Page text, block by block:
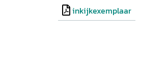
van Joden in het algemeen
meemaakt.' - Evert van der
inkijkexemplaar